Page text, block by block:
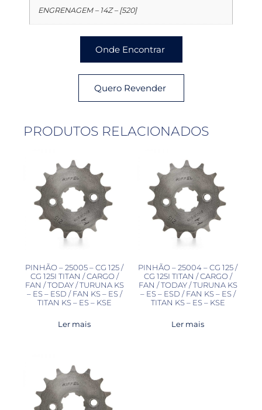
ENGRENAGEM – 14Z – [520]
Onde Encontrar
Quero Revender
PRODUTOS RELACIONADOS
PINHÃO – 25005 – CG 125 /
CG 125I TITAN / CARGO /
FAN / TODAY / TURUNA KS
– ES – ESD / FAN KS – ES /
TITAN KS – ES – KSE
Ler mais
PINHÃO – 25004 – CG 125 /
CG 125I TITAN / CARGO /
FAN / TODAY / TURUNA KS
– ES – ESD / FAN KS – ES /
TITAN KS – ES – KSE
Ler mais